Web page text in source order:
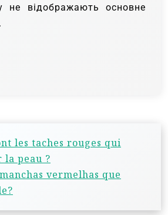
не відображають основне
les taches rouges qui
la peau ?
vermelhas que